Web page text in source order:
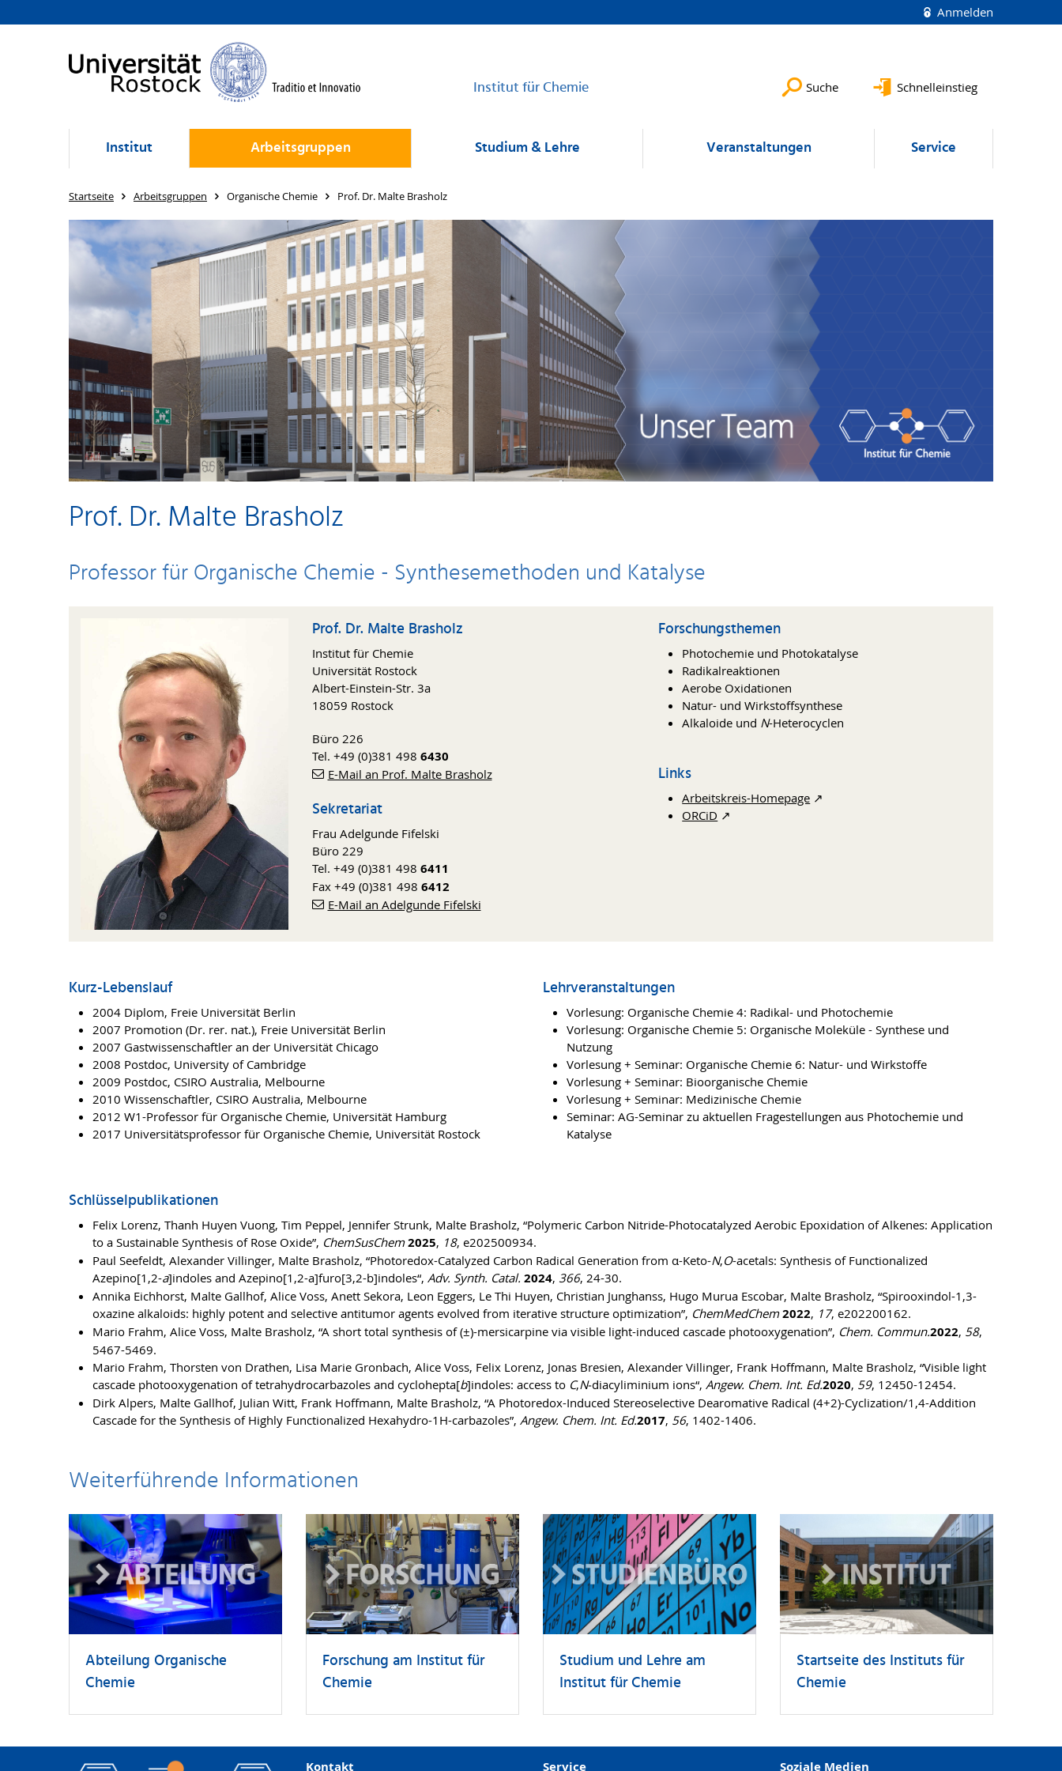
Anmelden
Institut für Chemie Suche Schnelleinstieg
Institut Arbeitsgruppen Studium & Lehre Veranstaltungen Service
Startseite Arbeitsgruppen Organische Chemie Prof. Dr. Malte Brasholz
Prof. Dr. Malte Brasholz
Professor für Organische Chemie - Synthesemethoden und Katalyse
Prof. Dr. Malte Brasholz
Institut für Chemie
Universität Rostock
Albert-Einstein-Str. 3a
18059 Rostock
Büro 226
Tel. +49 (0)381 498 6430
E-Mail an Prof. Malte Brasholz
Sekretariat
Frau Adelgunde Fifelski
Büro 229
Tel. +49 (0)381 498 6411
Fax +49 (0)381 498 6412
E-Mail an Adelgunde Fifelski
Forschungsthemen
Photochemie und Photokatalyse
Radikalreaktionen
Aerobe Oxidationen
Natur- und Wirkstoffsynthese
Alkaloide und N-Heterocyclen
Links
Arbeitskreis-Homepage ↗︎
ORCiD ↗︎
Kurz-Lebenslauf
2004 Diplom, Freie Universität Berlin
2007 Promotion (Dr. rer. nat.), Freie Universität Berlin
2007 Gastwissenschaftler an der Universität Chicago
2008 Postdoc, University of Cambridge
2009 Postdoc, CSIRO Australia, Melbourne
2010 Wissenschaftler, CSIRO Australia, Melbourne
2012 W1-Professor für Organische Chemie, Universität Hamburg
2017 Universitätsprofessor für Organische Chemie, Universität Rostock
Lehrveranstaltungen
Vorlesung: Organische Chemie 4: Radikal- und Photochemie
Vorlesung: Organische Chemie 5: Organische Moleküle - Synthese und
Nutzung
Vorlesung + Seminar: Organische Chemie 6: Natur- und Wirkstoffe
Vorlesung + Seminar: Bioorganische Chemie
Vorlesung + Seminar: Medizinische Chemie
Seminar: AG-Seminar zu aktuellen Fragestellungen aus Photochemie und
Katalyse
Schlüsselpublikationen
Felix Lorenz, Thanh Huyen Vuong, Tim Peppel, Jennifer Strunk, Malte Brasholz, “Polymeric Carbon Nitride-Photocatalyzed Aerobic Epoxidation of Alkenes: Application
to a Sustainable Synthesis of Rose Oxide”, ChemSusChem2025, 18, e202500934.
Paul Seefeldt, Alexander Villinger, Malte Brasholz, “Photoredox-Catalyzed Carbon Radical Generation from α-Keto-N,O-acetals: Synthesis of Functionalized
Azepino[1,2-a]indoles and Azepino[1,2-a]furo[3,2-b]indoles“, Adv. Synth. Catal. 2024, 366, 24-30.
Annika Eichhorst, Malte Gallhof, Alice Voss, Anett Sekora, Leon Eggers, Le Thi Huyen, Christian Junghanss, Hugo Murua Escobar, Malte Brasholz, “Spirooxindol-1,3-
oxazine alkaloids: highly potent and selective antitumor agents evolved from iterative structure optimization”, ChemMedChem2022, 17, e202200162.
Mario Frahm, Alice Voss, Malte Brasholz, “A short total synthesis of (±)-mersicarpine via visible light-induced cascade photooxygenation”, Chem. Commun.2022, 58,
5467-5469.
Mario Frahm, Thorsten von Drathen, Lisa Marie Gronbach, Alice Voss, Felix Lorenz, Jonas Bresien, Alexander Villinger, Frank Hoffmann, Malte Brasholz, “Visible light
cascade photooxygenation of tetrahydrocarbazoles and cyclohepta[b]indoles: access to C,N‐diacyliminium ions“, Angew. Chem. Int. Ed.2020, 59, 12450-12454.
Dirk Alpers, Malte Gallhof, Julian Witt, Frank Hoffmann, Malte Brasholz, “A Photoredox-Induced Stereoselective Dearomative Radical (4+2)-Cyclization/1,4-Addition
Cascade for the Synthesis of Highly Functionalized Hexahydro-1H-carbazoles”, Angew. Chem. Int. Ed.2017, 56, 1402-1406.
Weiterführende Informationen
Abteilung Organische
Chemie
Forschung am Institut für
Chemie
Studium und Lehre am
Institut für Chemie
Startseite des Instituts für
Chemie
Kontakt Service Soziale Medien